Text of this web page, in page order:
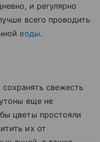
и регулярно
всего проводить
воды.
свежесть
еще не
цветы простояли
их от